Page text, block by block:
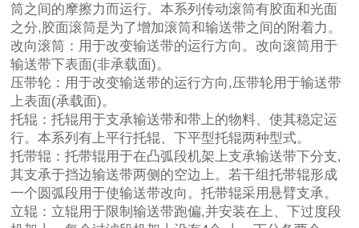
筒之间的摩擦力而运行。本系列传动滚筒有胶面和光面
之分,胶面滚筒是为了增加滚筒和输送带之间的附着力。
改向滚筒：用于改变输送带的运行方向。改向滚筒用于
输送带下表面(非承载面)。
压带轮：用于改变输送带的运行方向,压带轮用于输送带
上表面(承载面)。
托辊：托辊用于支承输送带和带上的物料、使其稳定运
行。本系列有上平行托辊、下平型托辊两种型式。
托带辊：托带辊用于在凸弧段机架上支承输送带下分支,
其支承于挡边输送带两侧的空边上。若干组托带辊形成
一个圆弧段用于使输送带改向。托带辊采用悬臂支承。
立辊：立辊用于限制输送带跑偏,并安装在上、下过度段